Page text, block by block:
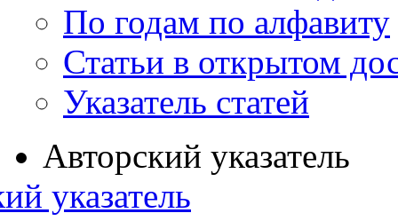
По годам по алфавиту
Статьи в открытом
Указатель статей
Авторский указатель
указатель